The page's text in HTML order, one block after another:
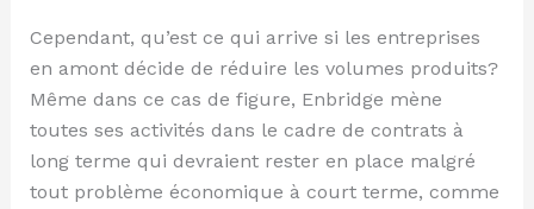
Cependant, qu’est ce qui arrive si les entreprises
en amont décide de réduire les volumes produits?
Même dans ce cas de figure, Enbridge mène
toutes ses activités dans le cadre de contrats à
long terme qui devraient rester en place malgré
tout problème économique à court terme, comme